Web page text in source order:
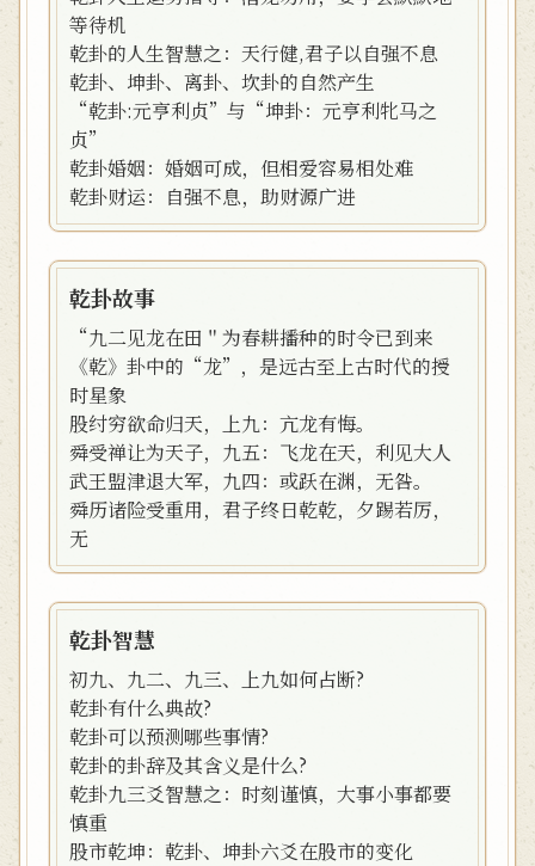
等待机
乾卦的人生智慧之：天行健,君子以自强不息
乾卦、坤卦、离卦、坎卦的自然产生
“乾卦:元亨利贞”与“坤卦：元亨利牝马之
贞”
乾卦婚姻：婚姻可成，但相爱容易相处难
乾卦财运：自强不息，助财源广进
乾卦故事
“九二见龙在田＂为春耕播种的时令已到来
《乾》卦中的“龙”，是远古至上古时代的授
时星象
股纣穷欲命归天，上九：亢龙有悔。
舜受禅让为天子，九五：飞龙在天，利见大人
武王盟津退大军，九四：或跃在渊，无咎。
舜历诸险受重用，君子终日乾乾，夕踢若厉，
无
乾卦智慧
初九、九二、九三、上九如何占断?
乾卦有什么典故?
乾卦可以预测哪些事情?
乾卦的卦辞及其含义是什么?
乾卦九三爻智慧之：时刻谨慎，大事小事都要
慎重
股市乾坤：乾卦、坤卦六爻在股市的变化